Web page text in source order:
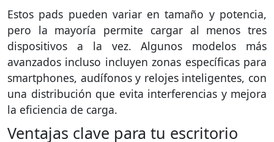
Estos pads pueden variar en tamaño y potencia,
pero la mayoría permite cargar al menos tres
dispositivos a la vez. Algunos modelos más
avanzados incluso incluyen zonas específicas para
smartphones, audífonos y relojes inteligentes, con
una distribución que evita interferencias y mejora
la eficiencia de carga.
Ventajas clave para tu escritorio